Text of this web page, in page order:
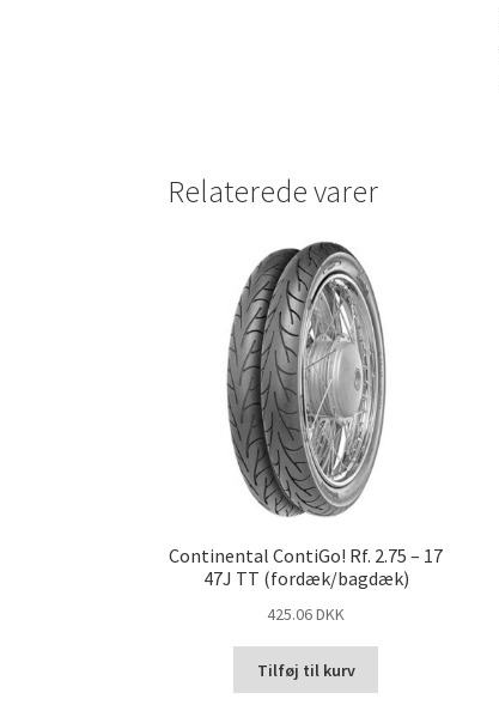
Relaterede varer
Continental ContiGo! Rf. 2.75 – 17
47J TT (fordæk/bagdæk)
425.06 DKK
Tilføj til kurv